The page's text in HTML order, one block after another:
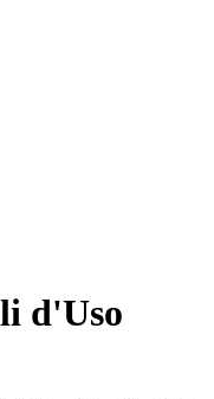
d'Uso